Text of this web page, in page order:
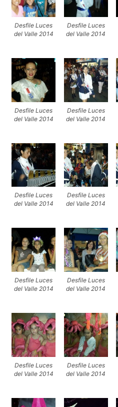
Desfile Luces
del Valle 2014
Desfile Luces
del Valle 2014
Desfile Luces
del Valle 2014
Desfile Luces
del Valle 2014
Desfile Luces
del Valle 2014
Desfile Luces
del Valle 2014
Desfile Luces
del Valle 2014
Desfile Luces
del Valle 2014
Desfile Luces
del Valle 2014
Desfile Luces
del Valle 2014